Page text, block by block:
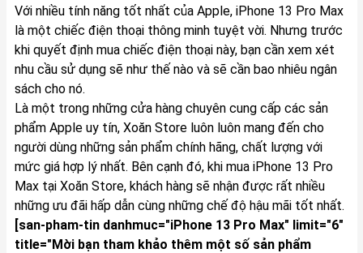
Với nhiều tính năng tốt nhất của Apple, iPhone 13 Pro Max
là một chiếc điện thoại thông minh tuyệt vời. Nhưng trước
khi quyết định mua chiếc điện thoại này, bạn cần xem xét
nhu cầu sử dụng sẽ như thế nào và sẽ cần bao nhiêu ngân
sách cho nó.
Là một trong những cửa hàng chuyên cung cấp các sản
phẩm Apple uy tín, Xoăn Store luôn luôn mang đến cho
người dùng những sản phẩm chính hãng, chất lượng với
mức giá hợp lý nhất. Bên cạnh đó, khi mua iPhone 13 Pro
Max tại Xoăn Store, khách hàng sẽ nhận được rất nhiều
những ưu đãi hấp dẫn cùng những chế độ hậu mãi tốt nhất.
[san-pham-tin danhmuc="iPhone 13 Pro Max" limit="6"
title="Mời bạn tham khảo thêm một số sản phẩm